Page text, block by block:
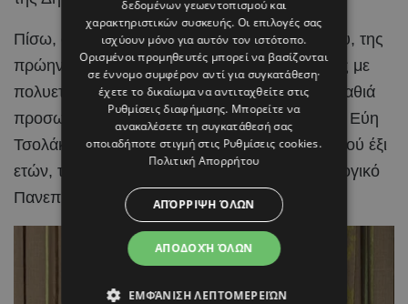
Πίσω, όμως, από το βιογραφικό της δικηγόρου, της
πρώην δημοτικής συμβούλου και της γυναίκας με
πολυετή πολιτική παρουσία, υπάρχει και μια βαθιά
προσωπική ιστορία κοινωνικής προσφοράς, η Εύη
Τσολάκη υπήρξε ανάδοχη μητέρα ενός κοριτσιού έξι
ετών, το οποίο σήμερα σπουδάζει στο Τεχνολογικό
Πανεπιστήμιο Κύπρου.
δεδομένων γεωεντοπισμού και
χαρακτηριστικών συσκευής. Οι επιλογές σας
ισχύουν μόνο για αυτόν τον ιστότοπο.
Ορισμένοι προμηθευτές μπορεί να βασίζονται
σε έννομο συμφέρον αντί για συγκατάθεση·
έχετε το δικαίωμα να αντιταχθείτε στις
Ρυθμίσεις διαφήμισης. Μπορείτε να
ανακαλέσετε τη συγκατάθεσή σας
οποιαδήποτε στιγμή στις Ρυθμίσεις cookies.
Πολιτική Απορρήτου
ΑΠΟΔΟΧΉ ΌΛΩΝ
ΑΠΌΡΡΙΨΗ ΌΛΩΝ
ΕΜΦΆΝΙΣΗ ΛΕΠΤΟΜΕΡΕΙΏΝ